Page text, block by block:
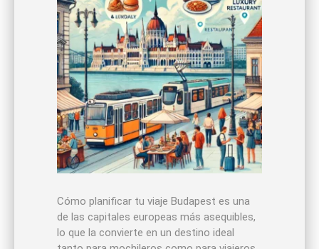
Cómo planificar tu viaje Budapest es una
de las capitales europeas más asequibles,
lo que la convierte en un destino ideal